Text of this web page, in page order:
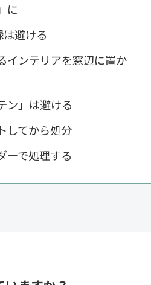
に
避ける
インテリアを窓辺に置か
ン」は避ける
してから処分
ーで処理する